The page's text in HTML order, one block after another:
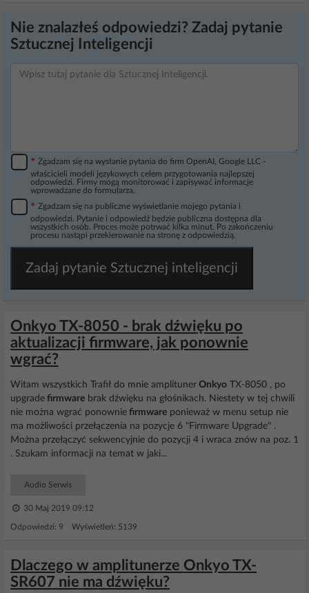
Nie znalazłeś odpowiedzi? Zadaj pytanie
Sztucznej Inteligencji
* Zgadzam się na wysłanie pytania do firm OpenAI, Google LLC -
właścicieli modeli językowych celem przygotowania najlepszej
odpowiedzi. Firmy mogą monitorować i zapisywać informacje
wprowadzane do formularza.
* Zgadzam się na publiczne wyświetlanie mojego pytania i
odpowiedzi. Pytanie i odpowiedź będzie publiczna dostępna dla
wszystkich osób. Proces może potrwać kilka minut. Po zakończeniu
procesu nastąpi przekierowanie na stronę z odpowiedzią.
Zadaj pytanie Sztucznej inteligencji
Onkyo TX-8050 - brak dźwięku po
aktualizacji firmware, jak ponownie
wgrać?
Witam wszystkich Trafił do mnie amplituner Onkyo TX-8050 , po
upgrade firmware brak dźwięku na głośnikach. Niestety w tej chwili
nie można wgrać ponownie firmware ponieważ w menu setup nie
ma możliwości przełączenia na pozycje 6 "Firmware Upgrade" .
Można przełączyć sekwencyjnie do pozycji 4 i wraca znów na poz. 1
. Szukam informacji na temat w jaki...
Audio Serwis
30 Maj 2019 09:12
Odpowiedzi: 9 Wyświetleń: 5139
Dlaczego w amplitunerze Onkyo TX-
SR607 nie ma dźwięku?